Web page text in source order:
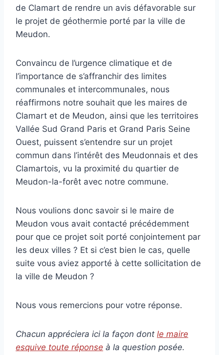
de Clamart de rendre un avis défavorable sur
le projet de géothermie porté par la ville de
Meudon.
Convaincu de l’urgence climatique et de
l’importance de s’affranchir des limites
communales et intercommunales, nous
réaffirmons notre souhait que les maires de
Clamart et de Meudon, ainsi que les territoires
Vallée Sud Grand Paris et Grand Paris Seine
Ouest, puissent s’entendre sur un projet
commun dans l’intérêt des Meudonnais et des
Clamartois, vu la proximité du quartier de
Meudon-la-forêt avec notre commune.
Nous voulions donc savoir si le maire de
Meudon vous avait contacté précédemment
pour que ce projet soit porté conjointement par
les deux villes ? Et si c’est bien le cas, quelle
suite vous aviez apporté à cette sollicitation de
la ville de Meudon ?
Nous vous remercions pour votre réponse.
Chacun appréciera ici la façon dont le maire
esquive toute réponse à la question posée.